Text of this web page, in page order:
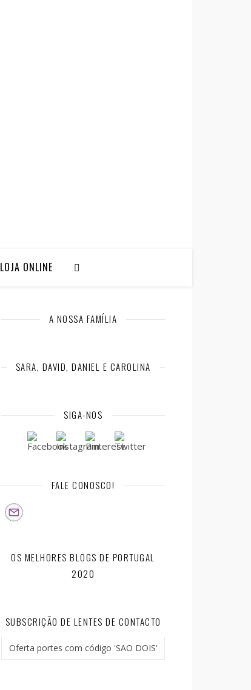
LOJA ONLINE
A NOSSA FAMÍLIA
SARA, DAVID, DANIEL E CAROLINA
SIGA-NOS
FALE CONOSCO!
OS MELHORES BLOGS DE PORTUGAL
2020
SUBSCRIÇÃO DE LENTES DE CONTACTO
Oferta portes com código 'SAO DOIS'